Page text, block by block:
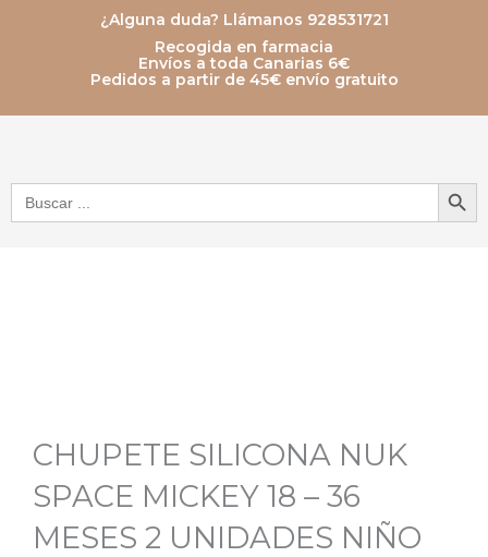
¿Alguna duda? Llámanos 928531721
Recogida en farmacia
Envíos a toda Canarias 6€
Pedidos a partir de 45€ envío gratuito
Buscar: Botón de
CHUPETE SILICONA NUK
SPACE MICKEY 18 – 36
MESES 2 UNIDADES NIÑO